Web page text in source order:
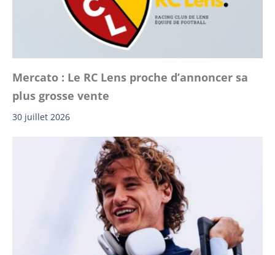
Mercato : Le RC Lens proche d’annoncer sa
plus grosse vente
30 juillet 2026